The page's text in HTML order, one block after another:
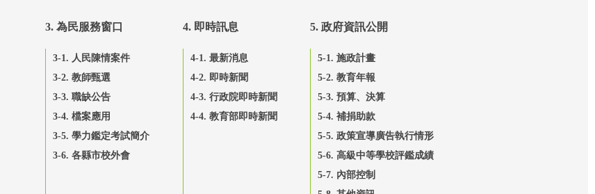
3. 為民服務窗口
3-1. 人民陳情案件
3-2. 教師甄選
3-3. 職缺公告
3-4. 檔案應用
3-5. 學力鑑定考試簡介
3-6. 各縣市校外會
4. 即時訊息
4-1. 最新消息
4-2. 即時新聞
4-3. 行政院即時新聞
4-4. 教育部即時新聞
5. 政府資訊公開
5-1. 施政計畫
5-2. 教育年報
5-3. 預算、決算
5-4. 補捐助款
5-5. 政策宣導廣告執行情形
5-6. 高級中等學校評鑑成績
5-7. 內部控制